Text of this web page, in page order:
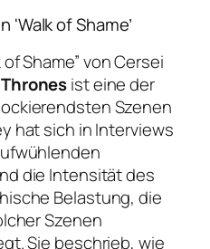
'Walk of Shame’
Shame” von Cersei
ist eine der
Szenen
hat sich in Interviews
die Intensität des
Belastung, die
Szenen
Sie beschrieb, wie